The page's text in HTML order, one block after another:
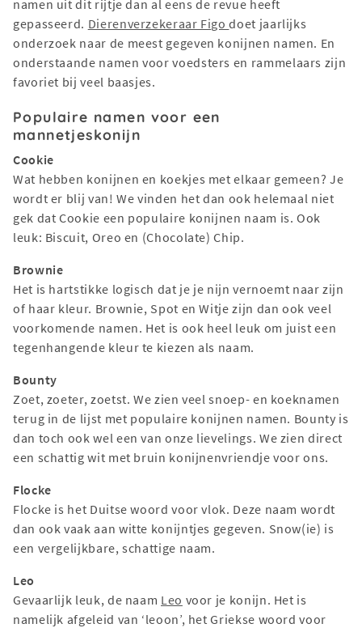
namen uit dit rijtje dan al eens de revue heeft
gepasseerd. Dierenverzekeraar Figodoet jaarlijks
onderzoek naar de meest gegeven konijnen namen. En
onderstaande namen voor voedsters en rammelaars zijn
favoriet bij veel baasjes.
Populaire namen voor een
mannetjeskonijn
Cookie
Wat hebben konijnen en koekjes met elkaar gemeen? Je
wordt er blij van! We vinden het dan ook helemaal niet
gek dat Cookie een populaire konijnen naam is. Ook
leuk: Biscuit, Oreo en (Chocolate) Chip.
Brownie
Het is hartstikke logisch dat je je nijn vernoemt naar zijn
of haar kleur. Brownie, Spot en Witje zijn dan ook veel
voorkomende namen. Het is ook heel leuk om juist een
tegenhangende kleur te kiezen als naam.
Bounty
Zoet, zoeter, zoetst. We zien veel snoep- en koeknamen
terug in de lijst met populaire konijnen namen. Bounty is
dan toch ook wel een van onze lievelings. We zien direct
een schattig wit met bruin konijnenvriendje voor ons.
Flocke
Flocke is het Duitse woord voor vlok. Deze naam wordt
dan ook vaak aan witte konijntjes gegeven. Snow(ie) is
een vergelijkbare, schattige naam.
Leo
Gevaarlijk leuk, de naam Leo voor je konijn. Het is
namelijk afgeleid van ‘leoon’, het Griekse woord voor